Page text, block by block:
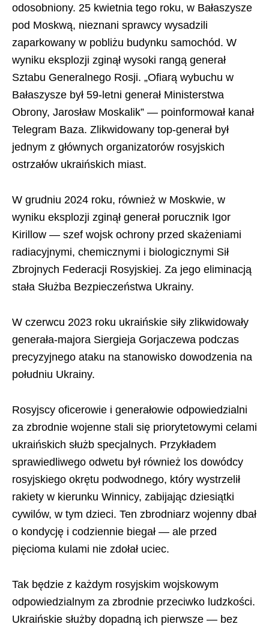
odosobniony. 25 kwietnia tego roku, w Bałaszysze
pod Moskwą, nieznani sprawcy wysadzili
zaparkowany w pobliżu budynku samochód. W
wyniku eksplozji zginął wysoki rangą generał
Sztabu Generalnego Rosji. „Ofiarą wybuchu w
Bałaszysze był 59-letni generał Ministerstwa
Obrony, Jarosław Moskalik” — poinformował kanał
Telegram Baza. Zlikwidowany top-generał był
jednym z głównych organizatorów rosyjskich
ostrzałów ukraińskich miast.
W grudniu 2024 roku, również w Moskwie, w
wyniku eksplozji zginął generał porucznik Igor
Kirillow — szef wojsk ochrony przed skażeniami
radiacyjnymi, chemicznymi i biologicznymi Sił
Zbrojnych Federacji Rosyjskiej. Za jego eliminacją
stała Służba Bezpieczeństwa Ukrainy.
W czerwcu 2023 roku ukraińskie siły zlikwidowały
generała-majora Siergieja Gorjaczewa podczas
precyzyjnego ataku na stanowisko dowodzenia na
południu Ukrainy.
Rosyjscy oficerowie i generałowie odpowiedzialni
za zbrodnie wojenne stali się priorytetowymi celami
ukraińskich służb specjalnych. Przykładem
sprawiedliwego odwetu był również los dowódcy
rosyjskiego okrętu podwodnego, który wystrzelił
rakiety w kierunku Winnicy, zabijając dziesiątki
cywilów, w tym dzieci. Ten zbrodniarz wojenny dbał
o kondycję i codziennie biegał — ale przed
pięcioma kulami nie zdołał uciec.
Tak będzie z każdym rosyjskim wojskowym
odpowiedzialnym za zbrodnie przeciwko ludzkości.
Ukraińskie służby dopadną ich pierwsze — bez